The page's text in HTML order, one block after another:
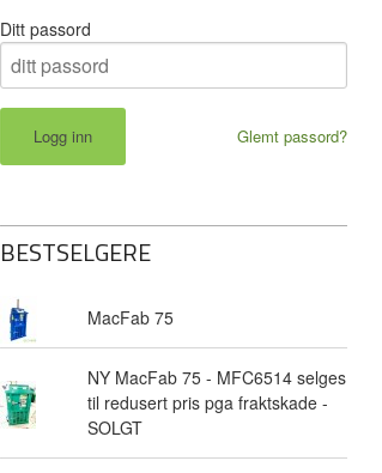
Ditt passord
Glemt passord?
BESTSELGERE
MacFab 75
NY MacFab 75 - MFC6514 selges
til redusert pris pga fraktskade -
SOLGT